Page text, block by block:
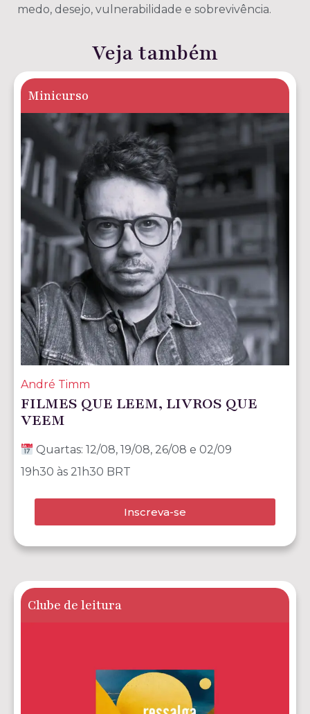
medo, desejo, vulnerabilidade e sobrevivência.
Veja também
Minicurso
FILMES QUE LEEM, LIVROS QUE
VEEM
André Timm
Quartas: 12/08, 19/08, 26/08 e 02/09
19h30 às 21h30 BRT
Inscreva-se
Clube de leitura